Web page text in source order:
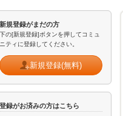
新規登録がまだの方
下の[新規登録]ボタンを押してコミュ
ニティに登録してください。
新規登録(無料)
登録がお済みの方はこちら